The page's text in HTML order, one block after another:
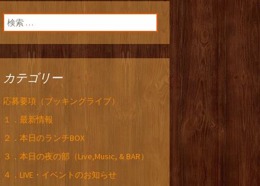
検索:
カテゴリー
応募要項（ブッキングライブ）
１．最新情報
２．本日のランチBOX
３．本日の夜の部（Live,Music, & BAR）
４．LIVE・イベントのお知らせ